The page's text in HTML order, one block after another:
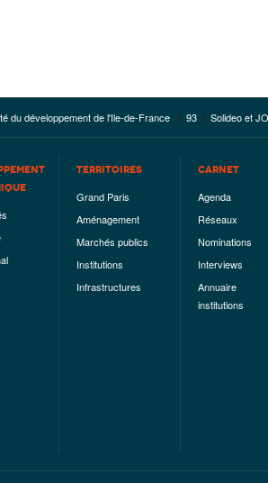
du développement de l'Ile-de-France 93 Solideo et
TERRITOIRES
Grand Paris
Aménagement
Marchés publics
Institutions
Infrastructures
CARNET
Agenda
Réseaux
Nominations
Interviews
Annuaire
institutions